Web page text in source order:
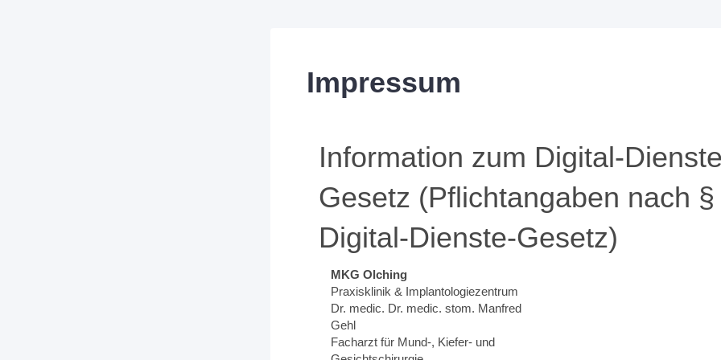
Impressum
Information zum Digital-
Gesetz (Pflichtangaben nach §
Digital-Dienste-Gesetz)
MKG Olching
Praxisklinik & Implantologiezentrum
Dr. medic. Dr. medic. stom. Manfred
Gehl
Facharzt für Mund-, Kiefer- und